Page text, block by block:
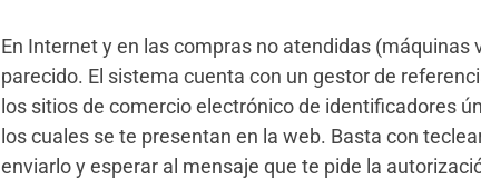
En Internet y en las compras no atendidas (máquinas
parecido. El sistema cuenta con un gestor de
los sitios de comercio electrónico de identificadores
los cuales se te presentan en la web. Basta con
enviarlo y esperar al mensaje que te pide la